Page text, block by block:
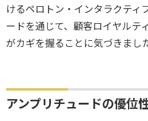
けるペロトン・インタラクティ
ードを通じて、顧客ロイヤルテ
がカギを握ることに気づきまし
アンプリチュードの優位